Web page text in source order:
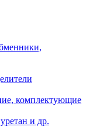
комплектующие
и др.